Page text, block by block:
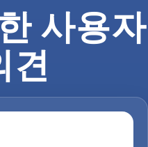
사용자
견